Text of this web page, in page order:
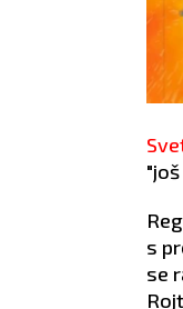
s
se